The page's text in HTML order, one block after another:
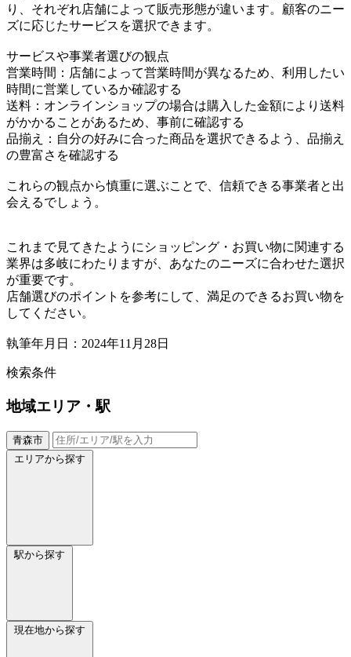
り、それぞれ店舗によって販売形態が違います。顧客のニー
ズに応じたサービスを選択できます。
サービスや事業者選びの観点
営業時間：店舗によって営業時間が異なるため、利用したい
時間に営業しているか確認する
送料：オンラインショップの場合は購入した金額により送料
がかかることがあるため、事前に確認する
品揃え：自分の好みに合った商品を選択できるよう、品揃え
の豊富さを確認する
これらの観点から慎重に選ぶことで、信頼できる事業者と出
会えるでしょう。
これまで見てきたようにショッピング・お買い物に関連する
業界は多岐にわたりますが、あなたのニーズに合わせた選択
が重要です。
店舗選びのポイントを参考にして、満足のできるお買い物を
してください。
執筆年月日：2024年11月28日
検索条件
地域エリア・駅
青森市
エリアから探す
駅から探す
現在地から探す